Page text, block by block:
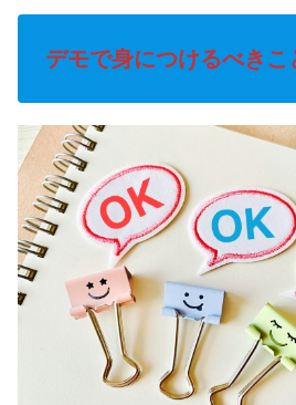
デモで身につけるべきこ